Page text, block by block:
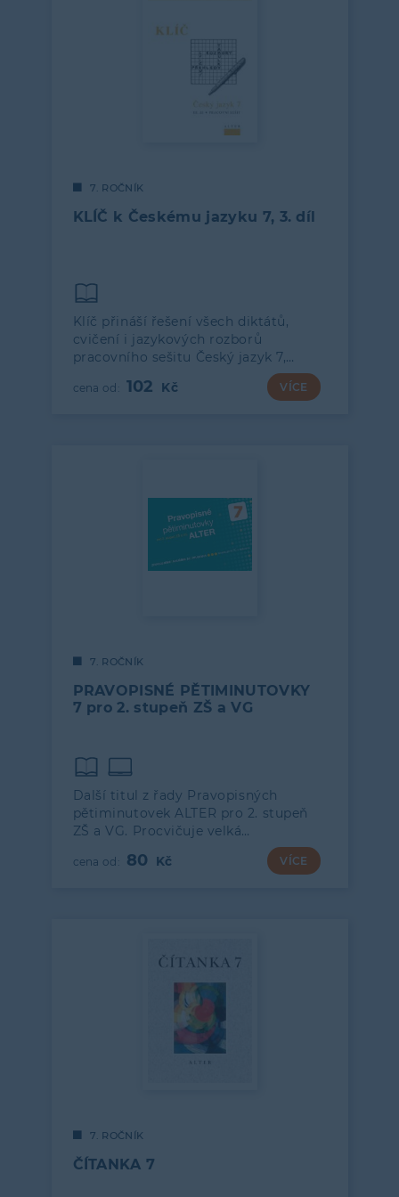
7. ROČNÍK
KLÍČ k Českému jazyku 7, 3. díl
Klíč přináší řešení všech diktátů,
cvičení i jazykových rozborů
pracovního sešitu Český jazyk 7,…
102 VÍCE
7. ROČNÍK
PRAVOPISNÉ PĚTIMINUTOVKY
7 pro 2. stupeň ZŠ a VG
Další titul z řady Pravopisných
pětiminutovek ALTER pro 2. stupeň
ZŠ a VG. Procvičuje velká…
80 VÍCE
7. ROČNÍK
ČÍTANKA 7